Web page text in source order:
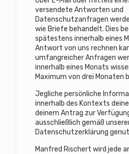
versendete Antworten und
Datenschutzanfragen
wie Briefe behandelt. Dies
spätestens innerhalb eines
Antwort von uns rechnen
umfangreicher Anfragen
innerhalb eines Monats
Maximum von drei Monaten
Jegliche persönliche
innerhalb des Kontexts
deinem Antrag zur
ausschließlich gemäß
Datenschutzerklärung
Manfred Rischert wird jede